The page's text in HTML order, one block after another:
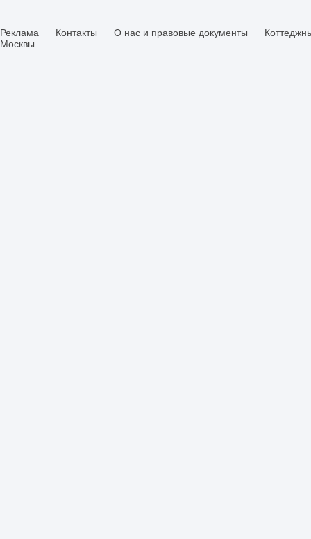
Реклама Контакты О нас и правовые документы
Москвы